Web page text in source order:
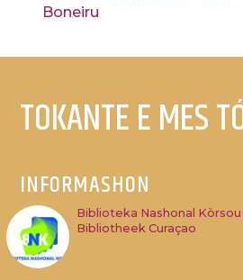
Boneiru
TOKANTE E MES
INFORMASHON
Biblioteka Nashonal
Bibliotheek Curaçao